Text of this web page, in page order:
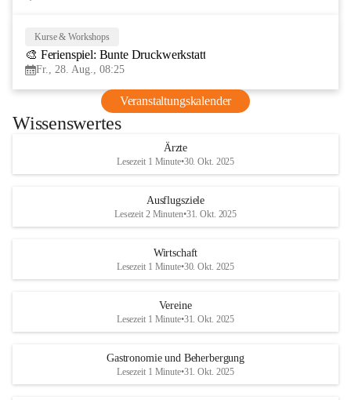
Kurse & Workshops
🎨 Ferienspiel: Bunte Druckwerkstatt
Fr., 28. Aug., 08:25
Veranstaltungskalender
Wissenswertes
Ärzte
Lesezeit 1 Minute•30. Okt. 2025
Ausflugsziele
Lesezeit 2 Minuten•31. Okt. 2025
Wirtschaft
Lesezeit 1 Minute•30. Okt. 2025
Vereine
Lesezeit 1 Minute•31. Okt. 2025
Gastronomie und Beherbergung
Lesezeit 1 Minute•31. Okt. 2025